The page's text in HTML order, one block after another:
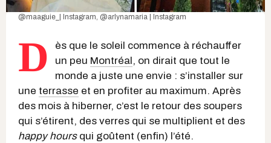
@maaguie_| Instagram @arlynamaria | Instagram
D
ès que le soleil commence à réchauffer
un peu Montréal, on dirait que tout le
monde a juste une envie : s’installer sur
une terrasse et en profiter au maximum. Après
des mois à hiberner, c’est le retour des soupers
qui s’étirent, des verres qui se multiplient et des
happy hoursqui goûtent (enfin) l’été.